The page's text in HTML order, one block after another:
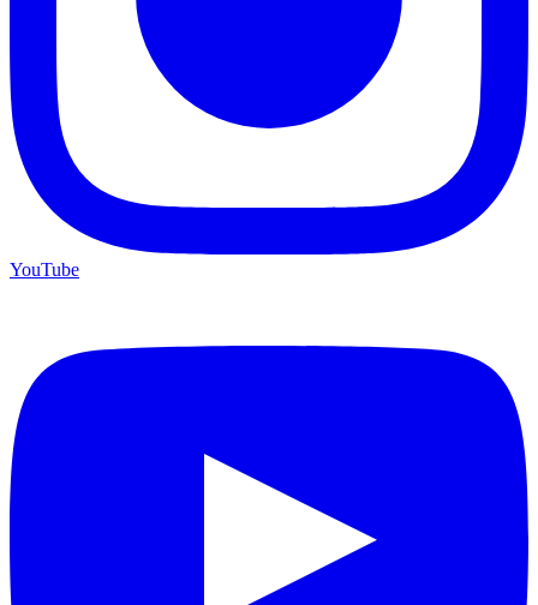
YouTube